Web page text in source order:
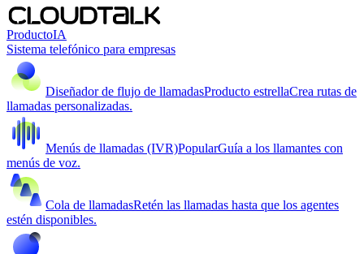
ProductoIA
Sistema telefónico para empresas
Diseñador de flujo de llamadasProducto estrellaCrea rutas de
llamadas personalizadas.
Menús de llamadas (IVR)PopularGuía a los llamantes con
menús de voz.
Cola de llamadasRetén las llamadas hasta que los agentes
estén disponibles.